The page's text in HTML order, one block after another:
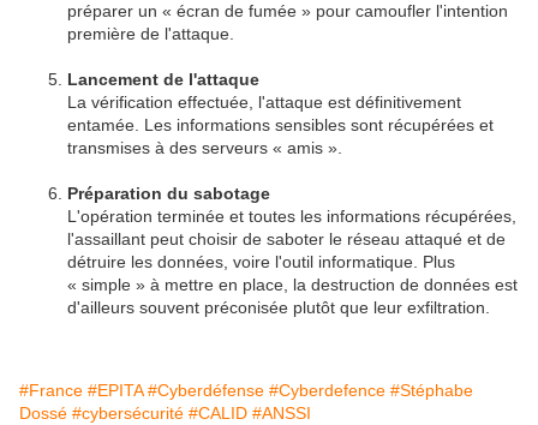
préparer un « écran de fumée » pour camoufler l'intention
première de l'attaque.
Lancement de l'attaque
La vérification effectuée, l'attaque est définitivement
entamée. Les informations sensibles sont récupérées et
transmises à des serveurs « amis ».
Préparation du sabotage
L'opération terminée et toutes les informations récupérées,
l'assaillant peut choisir de saboter le réseau attaqué et de
détruire les données, voire l'outil informatique. Plus
« simple » à mettre en place, la destruction de données est
d'ailleurs souvent préconisée plutôt que leur exfiltration.
#France #EPITA #Cyberdéfense #Cyberdefence #Stéphabe
Dossé #cybersécurité #CALID #ANSSI